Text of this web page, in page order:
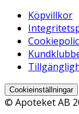
Köpvillkor
Cookieinställningar
© Apoteket AB